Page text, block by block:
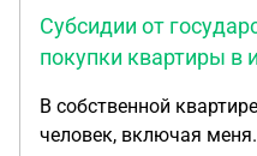
Субсидии от
покупки квартиры в
В собственной
человек, включая